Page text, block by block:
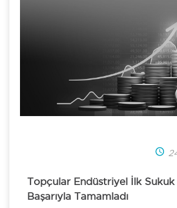
Topçular Endüstriyel İlk Sukuk
Başarıyla Tamamladı